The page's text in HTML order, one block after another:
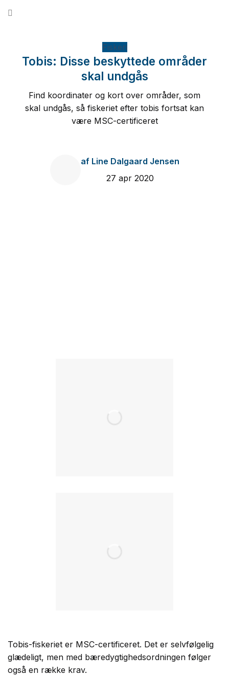
Fiskeri
Tobis: Disse beskyttede områder
skal undgås
Find koordinater og kort over områder, som
skal undgås, så fiskeriet efter tobis fortsat kan
være MSC-certificeret
afLine Dalgaard Jensen
27 apr 2020
Tobis-fiskeriet er MSC-certificeret. Det er selvfølgelig
glædeligt, men med bæredygtighedsordningen følger
også en række krav.